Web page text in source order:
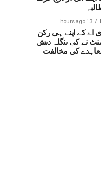
13 hours ago
اے کے اپنے ہی رکن
نے کی بنگلہ دیش
کی مخالفت